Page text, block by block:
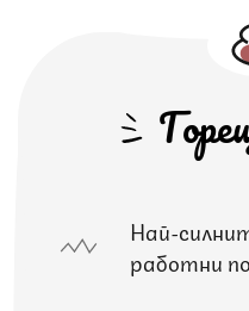
Най-
работни